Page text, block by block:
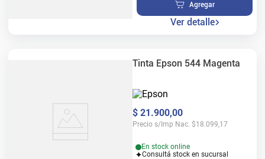
Agregar
Ver detalle
Tinta Epson 544 Magenta
$ 21.900,00
Precio s/Imp Nac. $18.099,17
En stock online
Consultá stock en sucursal